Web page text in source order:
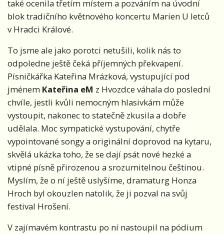
také ocenila třetím místem a pozváním na úvodní
blok tradičního květnového koncertu Marien U letců
v Hradci Králové.
To jsme ale jako porotci netušili, kolik nás to
odpoledne ještě čeká příjemných překvapení.
Písničkářka Kateřina Mrázková, vystupující pod
jménem Kateřina eM z Hvozdce váhala do poslední
chvíle, jestli kvůli nemocným hlasivkám může
vystoupit, nakonec to statečně zkusila a dobře
udělala. Moc sympatické vystupování, chytře
vypointované songy a originální doprovod na kytaru,
skvělá ukázka toho, že se dají psát nové hezké a
vtipné písně přirozenou a srozumitelnou češtinou.
Myslím, že o ní ještě uslyšíme, dramaturg Honza
Hroch byl okouzlen natolik, že ji pozval na svůj
festival Hrošení.
V zajímavém kontrastu po ní nastoupil na pódium